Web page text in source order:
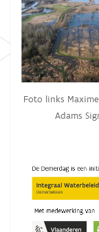
Foto links
Adams